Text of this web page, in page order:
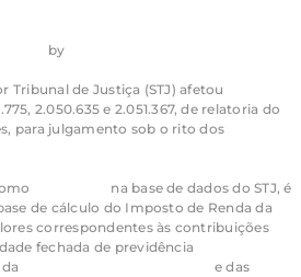
by
Tribunal de Justiça (STJ) afetou
2.050.635 e 2.051.367, de relatoria do
para julgamento sob o rito dos
na base de dados do STJ, é
de cálculo do Imposto de Renda da
correspondentes às contribuições
fechada de previdência
e das